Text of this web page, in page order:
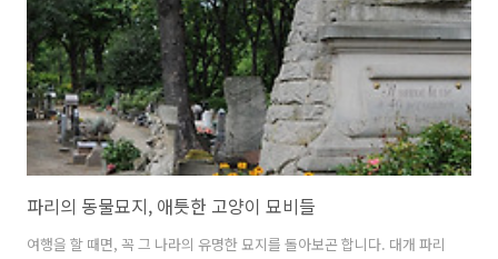
품이에요. 저는 이 사진을 보면서 길고양이 가족이 허름한 뗏목에 몸을
싣고 ..
파리의 동물묘지, 애틋한 고양이 묘비들
여행을 할 때면, 꼭 그 나라의 유명한 묘지를 돌아보곤 합니다. 대개 파리